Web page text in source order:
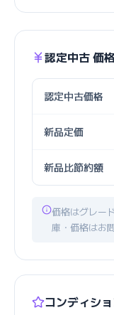
認定中古 価
認定中古価格
新品定価
新品比節約額
価格はグレー
庫・価格はお
コンディシ